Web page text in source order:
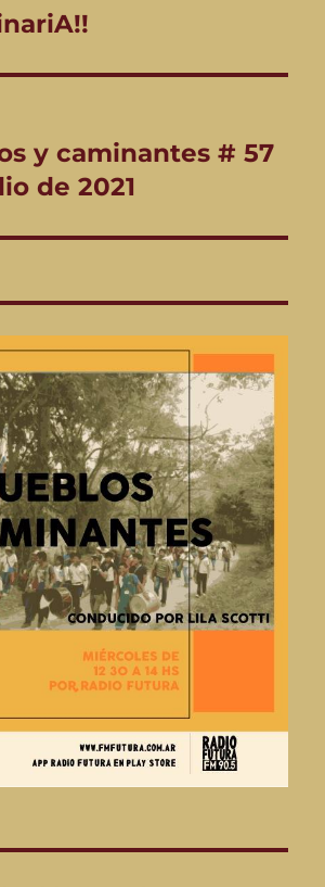
y caminantes # 57
de 2021